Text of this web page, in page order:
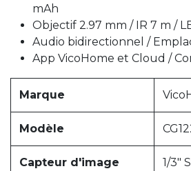
mAh
Objectif 2.97 mm / IR 7 m /
Audio bidirectionnel /
App VicoHome et Cloud /
Marque
Modèle
Capteur d'image 1/3"